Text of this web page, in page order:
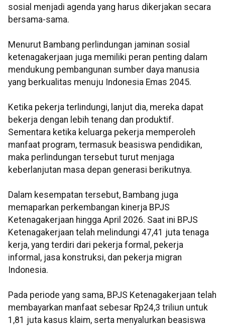
sosial menjadi agenda yang harus dikerjakan secara
bersama-sama.
Menurut Bambang perlindungan jaminan sosial
ketenagakerjaan juga memiliki peran penting dalam
mendukung pembangunan sumber daya manusia
yang berkualitas menuju Indonesia Emas 2045.
Ketika pekerja terlindungi, lanjut dia, mereka dapat
bekerja dengan lebih tenang dan produktif.
Sementara ketika keluarga pekerja memperoleh
manfaat program, termasuk beasiswa pendidikan,
maka perlindungan tersebut turut menjaga
keberlanjutan masa depan generasi berikutnya.
Dalam kesempatan tersebut, Bambang juga
memaparkan perkembangan kinerja BPJS
Ketenagakerjaan hingga April 2026. Saat ini BPJS
Ketenagakerjaan telah melindungi 47,41 juta tenaga
kerja, yang terdiri dari pekerja formal, pekerja
informal, jasa konstruksi, dan pekerja migran
Indonesia.
Pada periode yang sama, BPJS Ketenagakerjaan telah
membayarkan manfaat sebesar Rp24,3 triliun untuk
1,81 juta kasus klaim, serta menyalurkan beasiswa